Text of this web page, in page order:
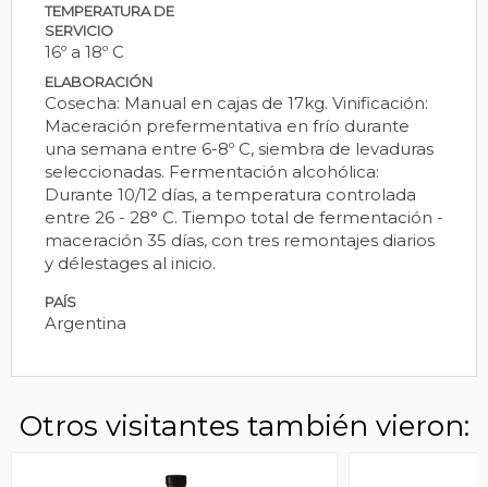
TEMPERATURA DE
SERVICIO
16º a 18º C
ELABORACIÓN
Cosecha: Manual en cajas de 17kg. Vinificación:
Maceración prefermentativa en frío durante
una semana entre 6-8º C, siembra de levaduras
seleccionadas. Fermentación alcohólica:
Durante 10/12 días, a temperatura controlada
entre 26 - 28° C. Tiempo total de fermentación -
maceración 35 días, con tres remontajes diarios
y délestages al inicio.
PAÍS
Argentina
Otros visitantes también vieron: